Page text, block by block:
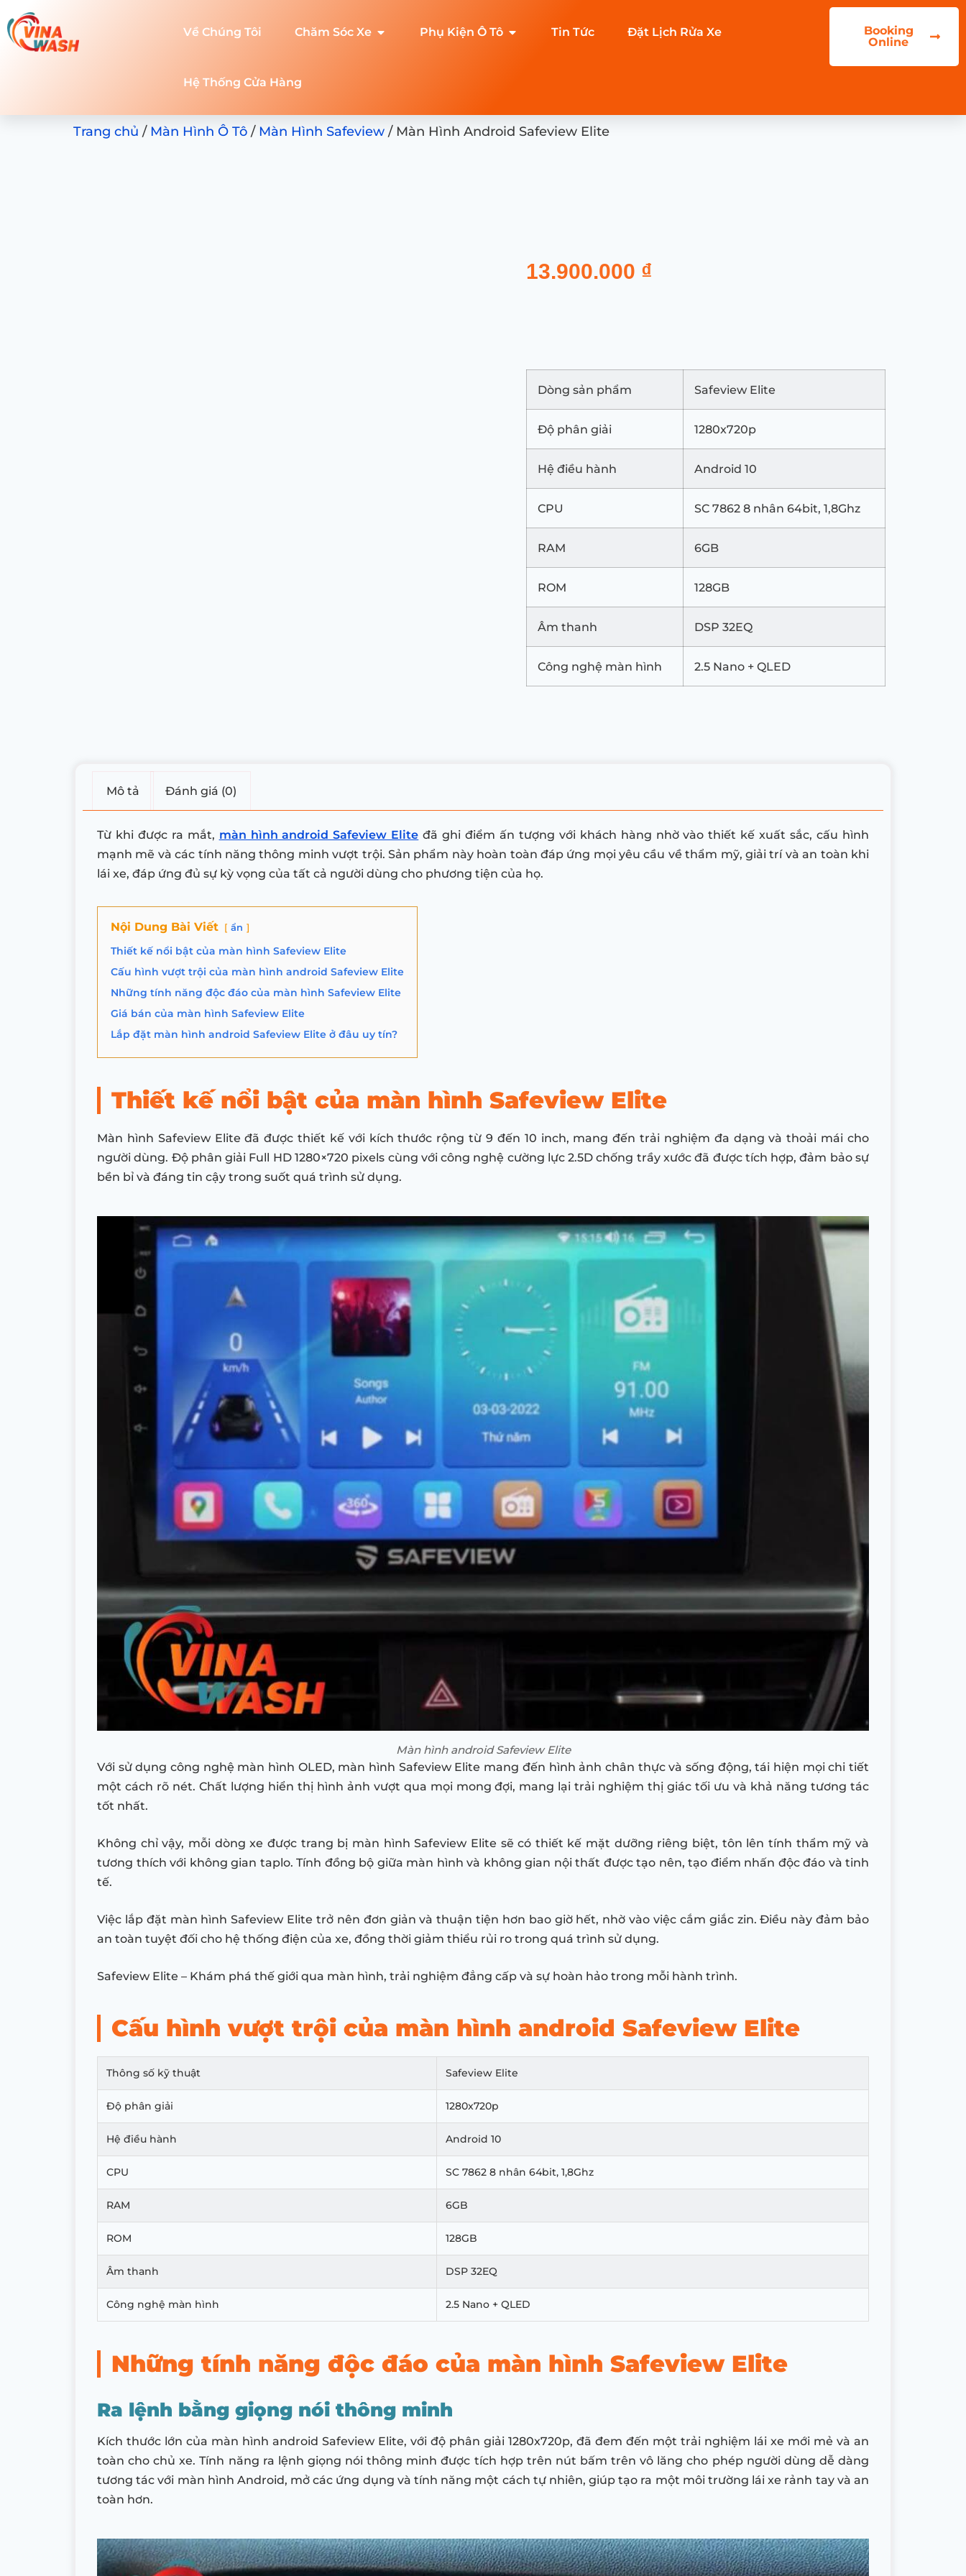
Về Chúng Tôi Chăm Sóc Xe Phụ Kiện Ô Tô Tin Tức Đặt Lịch Rửa Xe
Hệ Thống Cửa Hàng
Booking
Online
Trang chủ / Màn Hình Ô Tô / Màn Hình Safeview / Màn Hình Android Safeview Elite
13.900.000 ₫
Dòng sản phẩm Safeview Elite
Độ phân giải 1280x720p
Hệ điều hành Android 10
CPU SC 7862 8 nhân 64bit, 1,8Ghz
RAM 6GB
ROM 128GB
Âm thanh DSP 32EQ
Công nghệ màn hình 2.5 Nano + QLED
Mô tả Đánh giá (0)
Từ khi được ra mắt, màn hình android Safeview Elite đã ghi điểm ấn tượng với khách hàng nhờ vào thiết kế xuất sắc, cấu hình
mạnh mẽ và các tính năng thông minh vượt trội. Sản phẩm này hoàn toàn đáp ứng mọi yêu cầu về thẩm mỹ, giải trí và an toàn khi
lái xe, đáp ứng đủ sự kỳ vọng của tất cả người dùng cho phương tiện của họ.
Nội Dung Bài Viết ẩn
Thiết kế nổi bật của màn hình Safeview Elite
Cấu hình vượt trội của màn hình android Safeview Elite
Những tính năng độc đáo của màn hình Safeview Elite
Giá bán của màn hình Safeview Elite
Lắp đặt màn hình android Safeview Elite ở đâu uy tín?
Thiết kế nổi bật của màn hình Safeview Elite
Màn hình Safeview Elite đã được thiết kế với kích thước rộng từ 9 đến 10 inch, mang đến trải nghiệm đa dạng và thoải mái cho
người dùng. Độ phân giải Full HD 1280×720 pixels cùng với công nghệ cường lực 2.5D chống trầy xước đã được tích hợp, đảm bảo sự
bền bỉ và đáng tin cậy trong suốt quá trình sử dụng.
Màn hình android Safeview Elite
Với sử dụng công nghệ màn hình OLED, màn hình Safeview Elite mang đến hình ảnh chân thực và sống động, tái hiện mọi chi tiết
một cách rõ nét. Chất lượng hiển thị hình ảnh vượt qua mọi mong đợi, mang lại trải nghiệm thị giác tối ưu và khả năng tương tác
tốt nhất.
Không chỉ vậy, mỗi dòng xe được trang bị màn hình Safeview Elite sẽ có thiết kế mặt dưỡng riêng biệt, tôn lên tính thẩm mỹ và
tương thích với không gian taplo. Tính đồng bộ giữa màn hình và không gian nội thất được tạo nên, tạo điểm nhấn độc đáo và tinh
tế.
Việc lắp đặt màn hình Safeview Elite trở nên đơn giản và thuận tiện hơn bao giờ hết, nhờ vào việc cắm giắc zin. Điều này đảm bảo
an toàn tuyệt đối cho hệ thống điện của xe, đồng thời giảm thiểu rủi ro trong quá trình sử dụng.
Safeview Elite – Khám phá thế giới qua màn hình, trải nghiệm đẳng cấp và sự hoàn hảo trong mỗi hành trình.
Cấu hình vượt trội của màn hình android Safeview Elite
Thông số kỹ thuật Safeview Elite
Độ phân giải 1280x720p
Hệ điều hành Android 10
CPU SC 7862 8 nhân 64bit, 1,8Ghz
RAM 6GB
ROM 128GB
Âm thanh DSP 32EQ
Công nghệ màn hình 2.5 Nano + QLED
Những tính năng độc đáo của màn hình Safeview Elite
Ra lệnh bằng giọng nói thông minh
Kích thước lớn của màn hình android Safeview Elite, với độ phân giải 1280x720p, đã đem đến một trải nghiệm lái xe mới mẻ và an
toàn cho chủ xe. Tính năng ra lệnh giọng nói thông minh được tích hợp trên nút bấm trên vô lăng cho phép người dùng dễ dàng
tương tác với màn hình Android, mở các ứng dụng và tính năng một cách tự nhiên, giúp tạo ra một môi trường lái xe rảnh tay và an
toàn hơn.